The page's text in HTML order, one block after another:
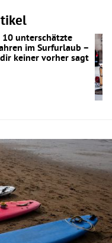
10 unterschätzte
im Surfurlaub –
keiner vorher sagt